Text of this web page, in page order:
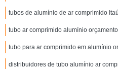
tubos de alumínio de ar comprimido
tubo ar comprimido alumínio
tubo para ar comprimido em alumínio
distribuidores de tubo alumínio ar